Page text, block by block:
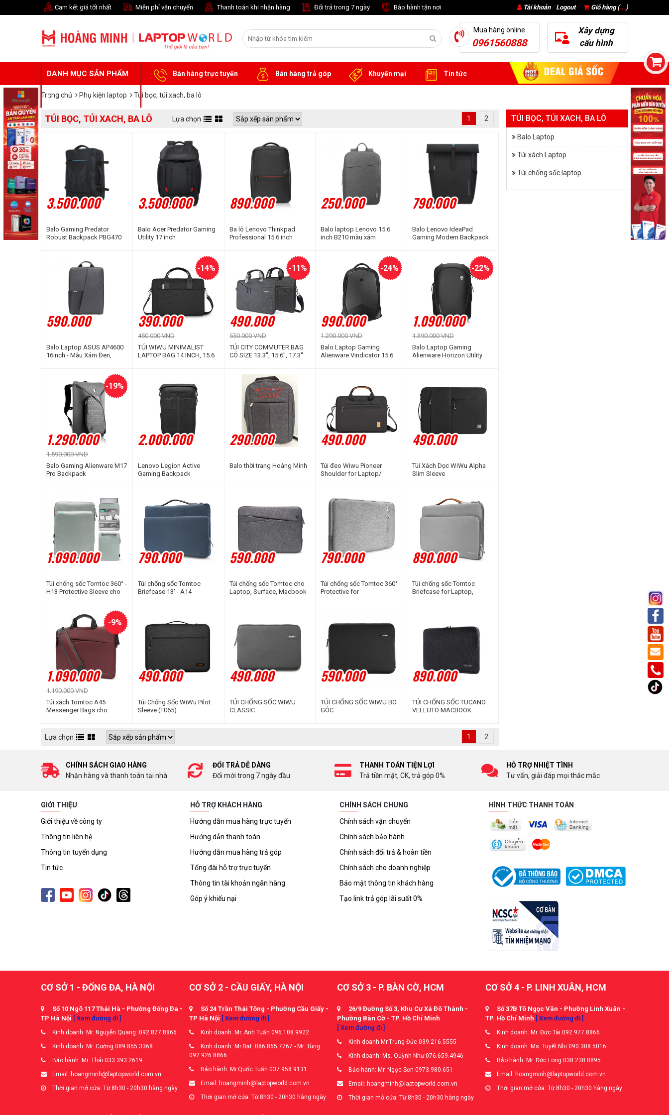
Cam kết giá tốt nhất Miễn phí vận chuyển Thanh toán khi nhận hàng Đổi trả trong 7 ngày Bảo hành tận nơi Giỏ hàng (...)
Tài khoản/ Logout
Mua hàng online
0961560888
Xây dựng
cấu hình
DANH MỤC SẢN PHẨM Bán hàng trực tuyến Bán hàng trả góp Khuyến mại Tin tức
Trang chủ Phụ kiện laptop Túi bọc, túi xach, ba lô
TÚI BỌC, TÚI XACH, BA LÔ Lựa chọn 1 2
3.500.000
Balo Gaming Predator
Robust Backpack PBG470
3.500.000
Balo Acer Predator Gaming
Utility 17 inch
890.000
Ba lô Lenovo Thinkpad
Professional 15.6 inch
250.000
Balo laptop Lenovo 15.6
inch B210 màu xám
790.000
Balo Lenovo IdeaPad
Gaming Modern Backpack
590.000
Balo Laptop ASUS AP4600
16inch - Màu Xám Đen,
390.000
450.000 VND
-14%
TÚI WIWU MINIMALIST
LAPTOP BAG 14 INCH, 15.6
490.000
550.000 VND
-11%
TÚI CITY COMMUTER BAG
CÓ SIZE 13.3'', 15.6'', 17.3''
990.000
1.290.000 VND
-24%
Balo Laptop Gaming
Alienware Vindicator 15.6
1.090.000
1.390.000 VND
-22%
Balo Laptop Gaming
Alienware Horizon Utility
1.290.000
1.590.000 VND
-19%
Balo Gaming Alienware M17
Pro Backpack
2.000.000
Lenovo Legion Active
Gaming Backpack
290.000
Balo thời trang Hoàng Minh
490.000
Túi đeo Wiwu Pioneer
Shoulder for Laptop/
490.000
Túi Xách Dọc WiWu Alpha
Slim Sleeve
1.090.000
Túi chống sốc Tomtoc 360° -
H13 Protective Sleeve cho
790.000
Túi chống sốc Tomtoc
Briefcase 13' - A14
590.000
Túi chống sốc Tomtoc cho
Laptop, Surface, Macbook
790.000
Túi chống sốc Tomtoc 360°
Protective for
890.000
Túi chống sốc Tomtoc
Briefcase for Laptop,
1.090.000
1.190.000 VND
-9%
Túi xách Tomtoc A45
Messenger Bags cho
490.000
Túi Chống Sốc WiWu Pilot
Sleeve (T065)
490.000
TÚI CHỐNG SỐC WIWU
CLASSIC
590.000
TÚI CHỐNG SỐC WIWU BO
GÓC
890.000
TÚI CHỐNG SỐC TUCANO
VELLUTO MACBOOK
Lựa chọn 1 2
TÚI BỌC, TÚI XACH, BA LÔ
Balo Laptop
Túi xách Laptop
Túi chống sốc laptop
CHÍNH SÁCH GIAO HÀNG
Nhận hàng và thanh toán tại nhà
ĐỔI TRẢ DỄ DÀNG
Đổi mới trong 7 ngày đầu
THANH TOÁN TIỆN LỢI
Trả tiền mặt, CK, trả góp 0%
HỖ TRỢ NHIỆT TÌNH
Tư vấn, giải đáp mọi thắc mắc
GIỚI THIỆU
Giới thiệu về công ty
Thông tin liên hệ
Thông tin tuyển dụng
Tin tức
HỖ TRỢ KHÁCH HÀNG
Hướng dẫn mua hàng trực tuyến
Hướng dẫn thanh toán
Hướng dẫn mua hàng trả góp
Tổng đài hỗ trợ trực tuyến
Thông tin tài khoản ngân hàng
Góp ý khiếu nại
CHÍNH SÁCH CHUNG
Chính sách vận chuyển
Chính sách bảo hành
Chính sách đổi trả & hoàn tiền
Chính sách cho doanh nghiệp
Bảo mật thông tin khách hàng
Tạo link trả góp lãi suất 0%
HÌNH THỨC THANH TOÁN
CƠ SỞ 1 - ĐỐNG ĐA, HÀ NỘI
Số 10 Ngõ 117 Thái Hà - Phường Đống Đa -
TP Hà Nội [ Xem đường đi ]
Kinh doanh: Mr. Nguyễn Quang: 092.877.8866
Kinh doanh: Mr. Cường 089.855.3368
Bảo hành: Mr. Thái 033.393.2619
Email: hoangminh@laptopworld.com.vn
Thời gian mở cửa: Từ 8h30 - 20h30 hàng ngày
CƠ SỞ 2 - CẦU GIẤY, HÀ NỘI
Số 24 Trần Thái Tông - Phường Cầu Giấy -
TP Hà Nội [ Xem đường đi ]
Kinh doanh: Mr. Anh Tuấn 096.108.9922
Kinh doanh: Mr.Đạt: 086.865.7767 - Mr. Tùng:
092.926.8866
Bảo hành: Mr.Quốc Tuấn 037.958.9131
Email: hoangminh@laptopworld.com.vn
Thời gian mở cửa: Từ 8h30 - 20h30 hàng ngày
CƠ SỞ 3 - P. BÀN CỜ, HCM
26/9 Đường Số 3, Khu Cư Xá Đô Thành -
Phường Bàn Cờ - TP. Hồ Chí Minh
[ Xem đường đi ]
Kinh doanh:Mr.Trung Đức 039.216.5555
Kinh doanh: Ms. Quỳnh Như 076.659.4946
Bảo hành: Mr. Ngọc Sơn 0973.980.651
Email: hoangminh@laptopworld.com.vn
Thời gian mở cửa: Từ 8h30 - 20h30 hàng ngày
CƠ SỞ 4 - P. LINH XUÂN, HCM
Số 37B Tô Ngọc Vân - Phường Linh Xuân -
TP. Hồ Chí Minh [ Xem đường đi ]
Kinh doanh: Mr. Đức Tài 092.977.8866
Kinh doanh: Ms. Tuyết Nhi 090.308.5016
Bảo hành: Mr. Đức Long 038.238.8895
Email: hoangminh@laptopworld.com.vn
Thời gian mở cửa: Từ 8h30 - 20h30 hàng ngày